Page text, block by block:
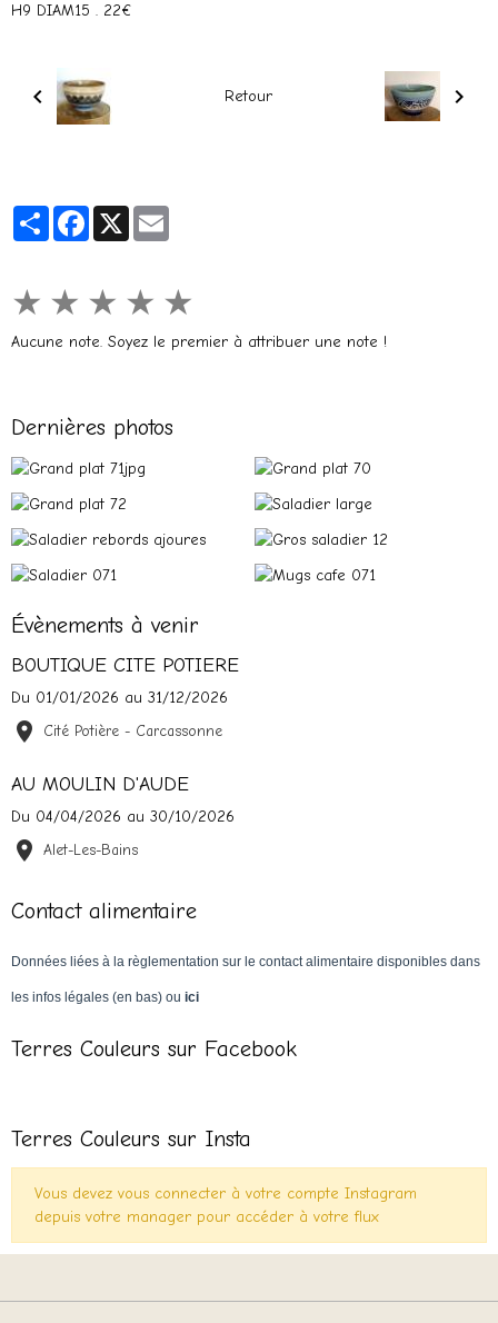
H9 DIAM15 . 22€
Retour
PartagerFacebook
X
★ ★ ★ ★ ★
Aucune note. Soyez le premier à attribuer une note !
Dernières photos
Évènements à venir
BOUTIQUE CITE POTIERE
Du 01/01/2026 au 31/12/2026
Cité Potière - Carcassonne
AU MOULIN D'AUDE
Du 04/04/2026 au 30/10/2026
Alet-Les-Bains
Contact alimentaire
Données liées à la règlementation sur le contact alimentaire disponibles dans
les infos légales (en bas) ou ici
Terres Couleurs sur Facebook
Terres Couleurs sur Insta
Vous devez vous connecter à votre compte Instagram
depuis votre manager pour accéder à votre flux